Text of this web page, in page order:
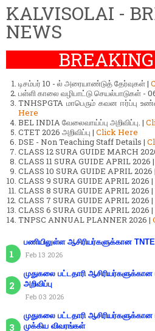
KALVISOLAI -
NEWS
டிசம்பர் 10 - ல் அரையாண்டுத் தேர்வுகள் |
பள்ளி காலை வழிபாட்டு செயல்பாடுகள் -
TNHSPGTA மாபெரும் கவன ஈர்ப்பு
Here
BEL INDIA வேலைவாய்ப்பு அறிவிப்பு. |
CTET 2026 அறிவிப்பு | Click Here
DSE - Non Teaching Staff Details |
CLASS 12 SURA GUIDE MARCH
CLASS 11 SURA GUIDE APRIL 2026 |
CLASS 10 SURA GUIDE APRIL 2026 |
CLASS 9 SURA GUIDE APRIL 2026 |
CLASS 8 SURA GUIDE APRIL 2026 |
CLASS 7 SURA GUIDE APRIL 2026 |
CLASS 6 SURA GUIDE APRIL 2026 |
TNPSC ANNUAL PLANNER 2026 |
பணியிலுள்ள ஆசிரியர்களுக்கான
Feb 13 2026
முதுகலை பட்டதாரி
அறிவிப்பு
Feb 03 2026
முதுகலை பட்டதாரி
முக்கிய விவரங்கள்